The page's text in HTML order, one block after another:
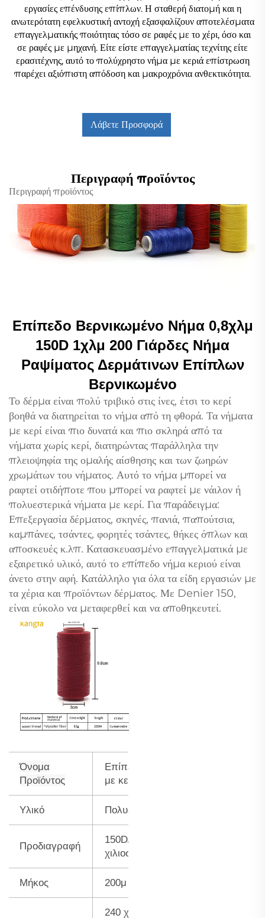
εργασίες επένδυσης επίπλων. Η σταθερή διατομή και η
ανωτερότατη εφελκυστική αντοχή εξασφαλίζουν αποτελέσματα
επαγγελματικής ποιότητας τόσο σε ραφές με το χέρι, όσο και
σε ραφές με μηχανή. Είτε είστε επαγγελματίας τεχνίτης είτε
ερασιτέχνης, αυτό το πολύχρηστο νήμα με κεριά επίστρωση
παρέχει αξιόπιστη απόδοση και μακροχρόνια ανθεκτικότητα.
Λάβετε Προσφορά
Περιγραφή προϊόντος
Περιγραφή προϊόντος
Επίπεδο Βερνικωμένο Νήμα 0,8χλμ
150D 1χλμ 200 Γιάρδες Νήμα
Ραψίματος Δερμάτινων Επίπλων
Βερνικωμένο
Το δέρμα είναι πολύ τριβικό στις ίνες, έτσι το κερί
βοηθά να διατηρείται το νήμα από τη φθορά. Τα νήματα
με κερί είναι πιο δυνατά και πιο σκληρά από τα
νήματα χωρίς κερί, διατηρώντας παράλληλα την
πλειοψηφία της ομαλής αίσθησης και των ζωηρών
χρωμάτων του νήματος. Αυτό το νήμα μπορεί να
ραφτεί οτιδήποτε που μπορεί να ραφτεί με νάιλον ή
πολυεστερικά νήματα με κερί. Για παράδειγμα:
Επεξεργασία δέρματος, σκηνές, πανιά, παπούτσια,
καμπάνες, τσάντες, φορητές τσάντες, θήκες όπλων και
αποσκευές κ.λπ. Κατασκευασμένο επαγγελματικά με
εξαιρετικό υλικό, αυτό το επίπεδο νήμα κεριού είναι
άνετο στην αφή. Κατάλληλο για όλα τα είδη εργασιών με
τα χέρια και προϊόντων δέρματος. Με Denier 150,
είναι εύκολο να μεταφερθεί και να αποθηκευτεί.
Όνομα
Προϊόντος
Επίπεδο νήμα
με κερί
Υλικό Πολυεστέρας
Προδιαγραφή
150D/16 0,8
χιλιοστά
Μήκος 200μ
240 χρώματα